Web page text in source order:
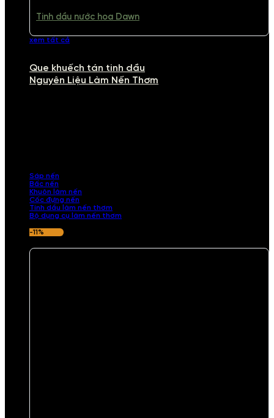
Tinh dầu nước hoa Dawn
xem tất cả
Que khuếch tán tinh dầu
Nguyên Liệu Làm Nến Thơm
Sáp nến
Bấc nến
Khuôn làm nến
Cốc đựng nến
Tinh dầu làm nến thơm
Bộ dụng cụ làm nến thơm
-11%